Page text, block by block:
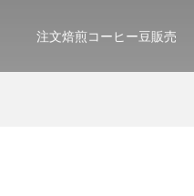
注文焙煎コーヒー豆販売